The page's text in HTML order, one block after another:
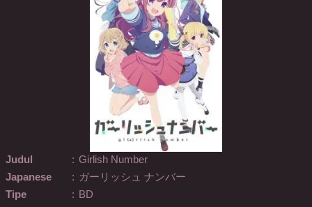
Judul : Girlish Number
Japanese
: ガーリッシュ ナンバー
Tipe
: BD